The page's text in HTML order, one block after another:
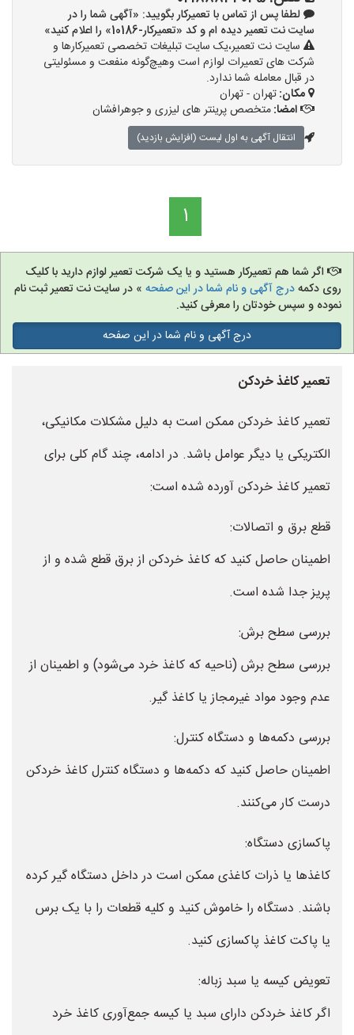
لطفا پس از تماس با تعمیرکار بگویید: «آگهی شما را در
سایت نت تعمیر دیده ام و کد «تعمیرکار-10186» را اعلام کنید»
سایت نت تعمیر،یک سایت تبلیغات تخصصی تعمیرکارها و
شرکت های تعمیرات لوازم است وهیچ‌گونه منفعت و مسئولیتی
در قبال معامله شما ندارد.
مکان:تهران - تهران
امضا:متخصص پرینتر های لیزری و جوهرافشان
انتقال آگهی به اول لیست (افزایش بازدید)
1
اگر شما هم تعمیرکار هستید و یا یک شرکت تعمیر لوازم دارید با کلیک
روی دکمهدرج آگهی و نام شما در این صفحه » در سایت نت تعمیر ثبت نام
نموده و سپس خودتان را معرفی کنید.
درج آگهی و نام شما در این صفحه
تعمیر کاغذ خردکن
تعمیر کاغذ خردکن ممکن است به دلیل مشکلات مکانیکی،
الکتریکی یا دیگر عوامل باشد. در ادامه، چند گام کلی برای
تعمیر کاغذ خردکن آورده شده است:
قطع برق و اتصالات:
اطمینان حاصل کنید که کاغذ خردکن از برق قطع شده و از
پریز جدا شده است.
بررسی سطح برش:
بررسی سطح برش (ناحیه که کاغذ خرد می‌شود) و اطمینان از
عدم وجود مواد غیرمجاز یا کاغذ گیر.
بررسی دکمه‌ها و دستگاه کنترل:
اطمینان حاصل کنید که دکمه‌ها و دستگاه کنترل کاغذ خردکن
درست کار می‌کنند.
پاکسازی دستگاه:
کاغذها یا ذرات کاغذی ممکن است در داخل دستگاه گیر کرده
باشند. دستگاه را خاموش کنید و کلیه قطعات را با یک برس
یا پاکت کاغذ پاکسازی کنید.
تعویض کیسه یا سبد زباله:
اگر کاغذ خردکن دارای سبد یا کیسه جمع‌آوری کاغذ خرد